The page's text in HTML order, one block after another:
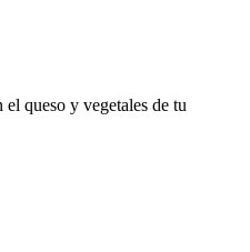
el queso y vegetales de tu